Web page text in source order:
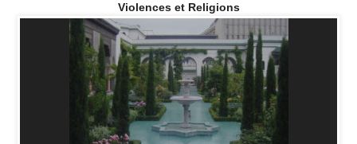
Violences et Religions